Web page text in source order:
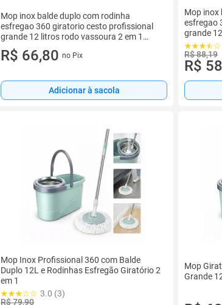
Mop inox balde duplo com rodinha
esfregao 360 giratorio cesto profissional
grande 12 litros rodo vassoura 2 em 1
limpa s
R$ 66,80 no Pix
Adicionar à sacola
Mop inox
esfregao
grande
limpa s
R$ 88,19
R$
Mop Inox Profissional 360 com Balde
Duplo 12L e Rodinhas Esfregão Giratório 2
em 1
3.0 (3)
R$ 79,90
Mop
Grande